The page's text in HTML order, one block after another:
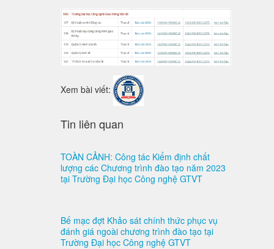
Xem bài viết:
Tin liên quan
TOÀN CẢNH: Công tác Kiểm định chất
lượng các Chương trình đào tạo năm 2023
tại Trường Đại học Công nghệ GTVT
Bế mạc đợt Khảo sát chính thức phục vụ
đánh giá ngoài chương trình đào tạo tại
Trường Đại học Công nghệ GTVT